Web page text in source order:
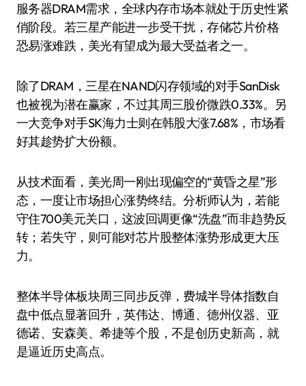
服务器DRAM需求，全球内存市场本就处于历史性紧
俏阶段。若三星产能进一步受干扰，存储芯片价格
恐易涨难跌，美光有望成为最大受益者之一。
除了DRAM，三星在NAND闪存领域的对手SanDisk
也被视为潜在赢家，不过其周三股价微跌0.33%。另
一大竞争对手SK海力士则在韩股大涨7.68%，市场看
好其趁势扩大份额。
从技术面看，美光周一刚出现偏空的“黄昏之星”形
态，一度让市场担心涨势终结。分析师认为，若能
守住700美元关口，这波回调更像“洗盘”而非趋势反
转；若失守，则可能对芯片股整体涨势形成更大压
力。
整体半导体板块周三同步反弹，费城半导体指数自
盘中低点显著回升，英伟达、博通、德州仪器、亚
德诺、安森美、希捷等个股，不是创历史新高，就
是逼近历史高点。